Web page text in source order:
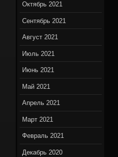
Октябрь 2021
Сентябрь 2021
Август 2021
Июль 2021
Июнь 2021
Май 2021
Апрель 2021
Март 2021
Февраль 2021
Декабрь 2020